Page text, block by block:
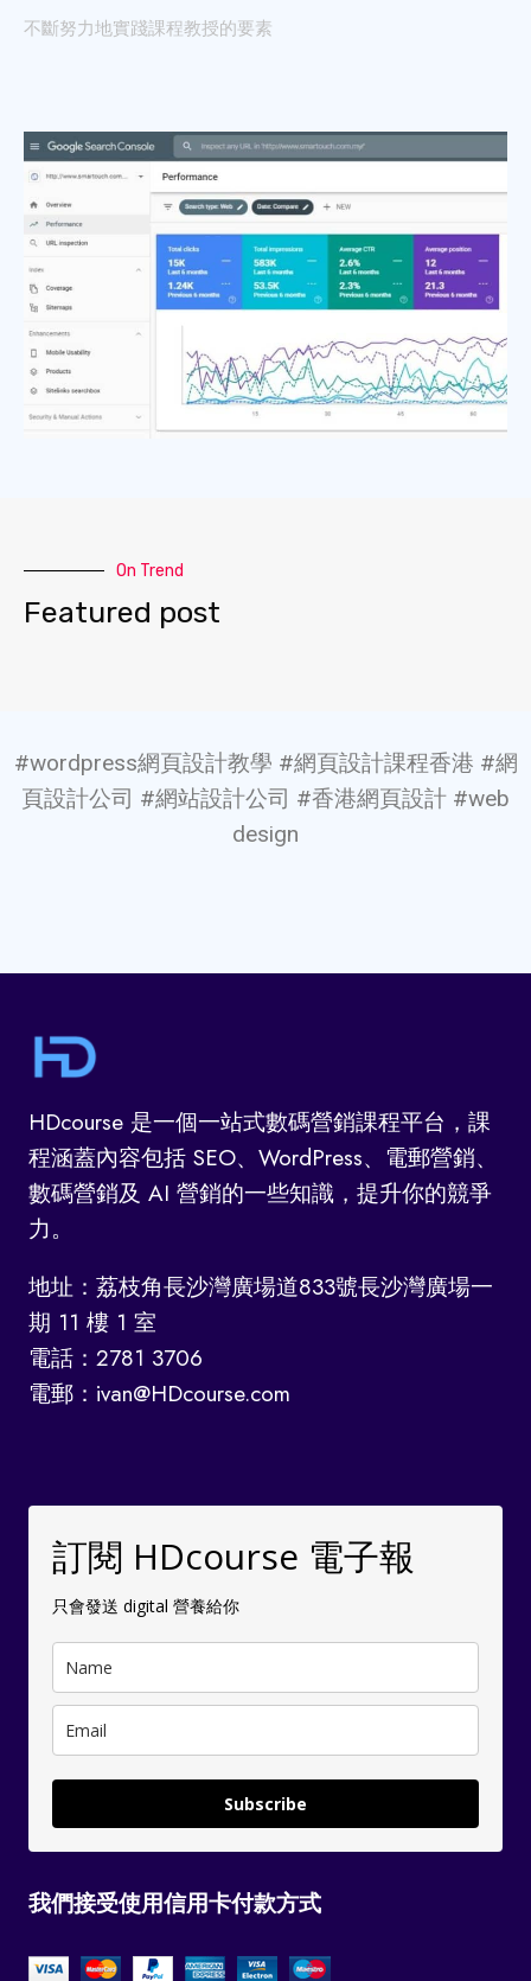
不斷努力地實踐課程教授的要素
On Trend
Featured post
#wordpress網頁設計教學 #網頁設計課程香港 #網
頁設計公司 #網站設計公司 #香港網頁設計 #web
design
HDcourse 是一個一站式數碼營銷課程平台，課
程涵蓋內容包括 SEO、WordPress、電郵營銷、
數碼營銷及 AI 營銷的一些知識，提升你的競爭
力。
地址：荔枝角長沙灣廣場道833號長沙灣廣場一
期 11 樓 1 室
電話：2781 3706
電郵：ivan@HDcourse.com
訂閱 HDcourse 電子報
只會發送 digital 營養給你
Subscribe
我們接受使用信用卡付款方式